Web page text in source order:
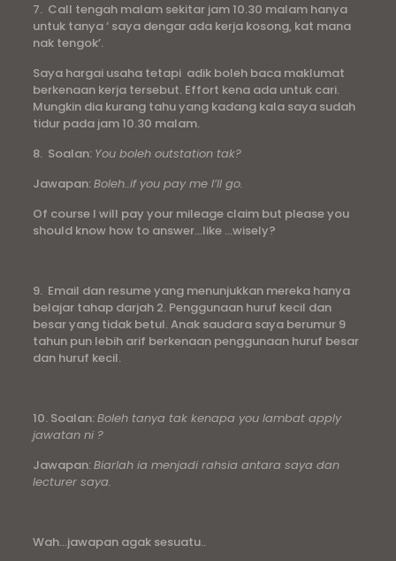
7. Call tengah malam sekitar jam 10.30 malam hanya
untuk tanya ‘ saya dengar ada kerja kosong, kat mana
nak tengok’.
Saya hargai usaha tetapi adik boleh baca maklumat
berkenaan kerja tersebut. Effort kena ada untuk cari.
Mungkin dia kurang tahu yang kadang kala saya sudah
tidur pada jam 10.30 malam.
8. Soalan: You boleh outstation tak?
Jawapan:Boleh..if you pay me I’ll go.
Of course I will pay your mileage claim but please you
should know how to answer…like …wisely?
9. Email dan resume yang menunjukkan mereka hanya
belajar tahap darjah 2. Penggunaan huruf kecil dan
besar yang tidak betul. Anak saudara saya berumur 9
tahun pun lebih arif berkenaan penggunaan huruf besar
dan huruf kecil.
10. Soalan:Boleh tanya tak kenapa you lambat apply
jawatan ni ?
Jawapan:Biarlah ia menjadi rahsia antara saya dan
lecturer saya.
Wah…jawapan agak sesuatu..